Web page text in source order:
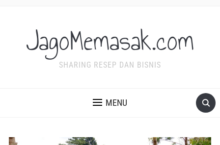
JagoMemasak.com
SHARING RESEP DAN BISNIS
MENU